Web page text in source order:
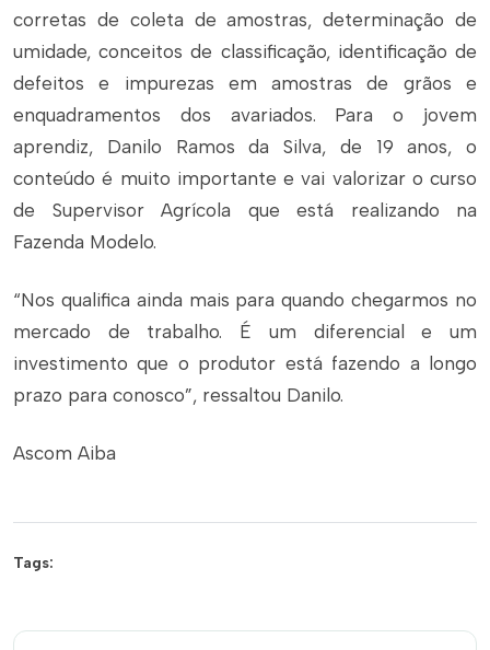
corretas de coleta de amostras, determinação de
umidade, conceitos de classificação, identificação de
defeitos e impurezas em amostras de grãos e
enquadramentos dos avariados. Para o jovem
aprendiz, Danilo Ramos da Silva, de 19 anos, o
conteúdo é muito importante e vai valorizar o curso
de Supervisor Agrícola que está realizando na
Fazenda Modelo.
“Nos qualifica ainda mais para quando chegarmos no
mercado de trabalho. É um diferencial e um
investimento que o produtor está fazendo a longo
prazo para conosco”, ressaltou Danilo.
Ascom Aiba
Tags: